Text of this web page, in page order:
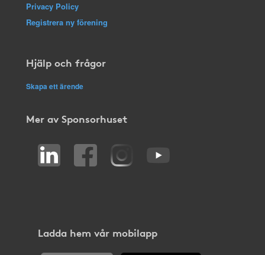
Privacy Policy
Registrera ny förening
Hjälp och frågor
Skapa ett ärende
Mer av Sponsorhuset
Ladda hem vår mobilapp